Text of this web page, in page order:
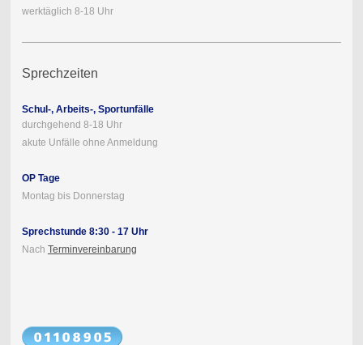
werktäglich 8-18 Uhr
Sprechzeiten
Schul-, Arbeits-, Sportunfälle
durchgehend 8-18 Uhr
akute Unfälle ohne Anmeldung
OP Tage
Montag bis Donnerstag
Sprechstunde 8:30 - 17 Uhr
Nach Terminvereinbarung